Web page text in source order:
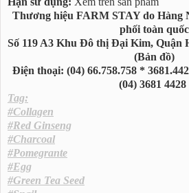
Thương hiệu FARM STAY do Hàng
phối toàn quốc
Số 119 A3 Khu Đô thị Đại Kim, Quận
(Bản đồ)
Điện thoại: (04) 66.758.758 *
(04) 3681 4428
Tag:
#Collagen
#Red Ginseng
#Charcoal
#Pomegrante
#Egg
#Green Tea Seed